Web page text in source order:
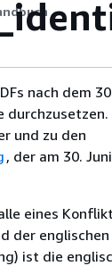
nach dem
und zu den
, der am 30.
eines
der englischen
ist die